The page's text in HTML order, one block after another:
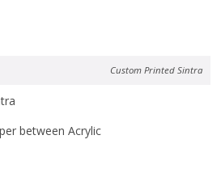
Custom Printed Sintra
between Acrylic